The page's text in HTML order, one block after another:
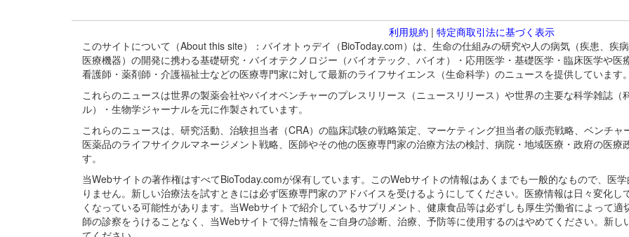
利用規約 | 特定商取引法に基づく表示
このサイトについて（About this site）：バイオトゥデイ（BioToday.com）は、生命の仕組みの研究や人の病気（疾患、疾
医療機器）の開発に携わる基礎研究・バイオテクノロジー（バイオテック、バイオ）・応用医学・基礎医学・臨床医学や
看護師・薬剤師・介護福祉士などの医療専門家に対して最新のライフサイエンス（生命科学）のニュースを提供しています
これらのニュースは世界の製薬会社やバイオベンチャーのプレスリリース（ニュースリリース）や世界の主要な科学雑誌
ル）・生物学ジャーナルを元に作製されています。
これらのニュースは、研究活動、治験担当者（CRA）の臨床試験の戦略策定、マーケティング担当者の販売戦略、ベンチ
医薬品のライフサイクルマネージメント戦略、医師やその他の医療専門家の治療方法の検討、病院・地域医療・政府の医
す。
当Webサイトの著作権はすべてBioToday.comが保有しています。このWebサイトの情報はあくまでも一般的なもので、医
りません。新しい治療法を試すときには必ず医療専門家のアドバイスを受けるようにしてください。医療情報は日々変化
くなっている可能性があります。当Webサイトで紹介しているサプリメント、健康食品等は必ずしも厚生労働省によって
師の診察をうけることなく、当Webサイトで得た情報をご自身の診断、治療、予防等に使用するのはやめてください。新